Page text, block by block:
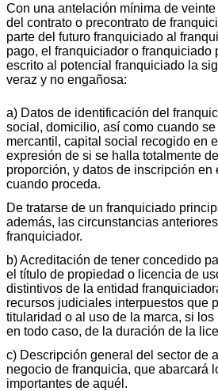
Con una antelación mínima de
del contrato o precontrato de
parte del futuro franquiciado al
pago, el franquiciador o franquiciado
escrito al potencial franquiciado la
veraz y no engañosa:
a) Datos de identificación del
social, domicilio, así como cuando
mercantil, capital social recogido en
expresión de si se halla totalmente
proporción, y datos de inscripción en
cuando proceda.
De tratarse de un franquiciado
además, las circunstancias
franquiciador.
b) Acreditación de tener concedido
el título de propiedad o licencia de
distintivos de la entidad
recursos judiciales interpuestos que
titularidad o al uso de la marca, si
en todo caso, de la duración de la
c) Descripción general del sector de
negocio de franquicia, que abarcará
importantes de aquél.